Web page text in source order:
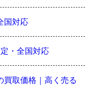
国対応
・全国対応
買取価格｜高く売る